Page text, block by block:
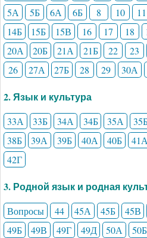
5А
5Б 6А 6Б 8 10 11
14Б
15Б 15В 16 17 18
20А
20Б 21А 21Б 22 23
26
27А 27Б 28 29 30А
2. Язык и культура
33А 33Б 34А 34Б 35А
38Б
39А 39Б 40А 40Б 41А
42Г
3. Родной язык и родная
Вопросы 44 45А 45Б 45В
49Б
49В 49Г 49Д 50А 50Б